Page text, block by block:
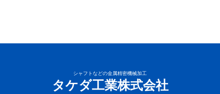
シャフトなどの金属精密機械加工
タケダ工業株式会社